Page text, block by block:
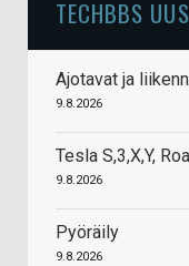
TECHBBS
Ajotavat ja
9.8.2026
Tesla S,3,X,Y,
9.8.2026
Pyöräily
9.8.2026